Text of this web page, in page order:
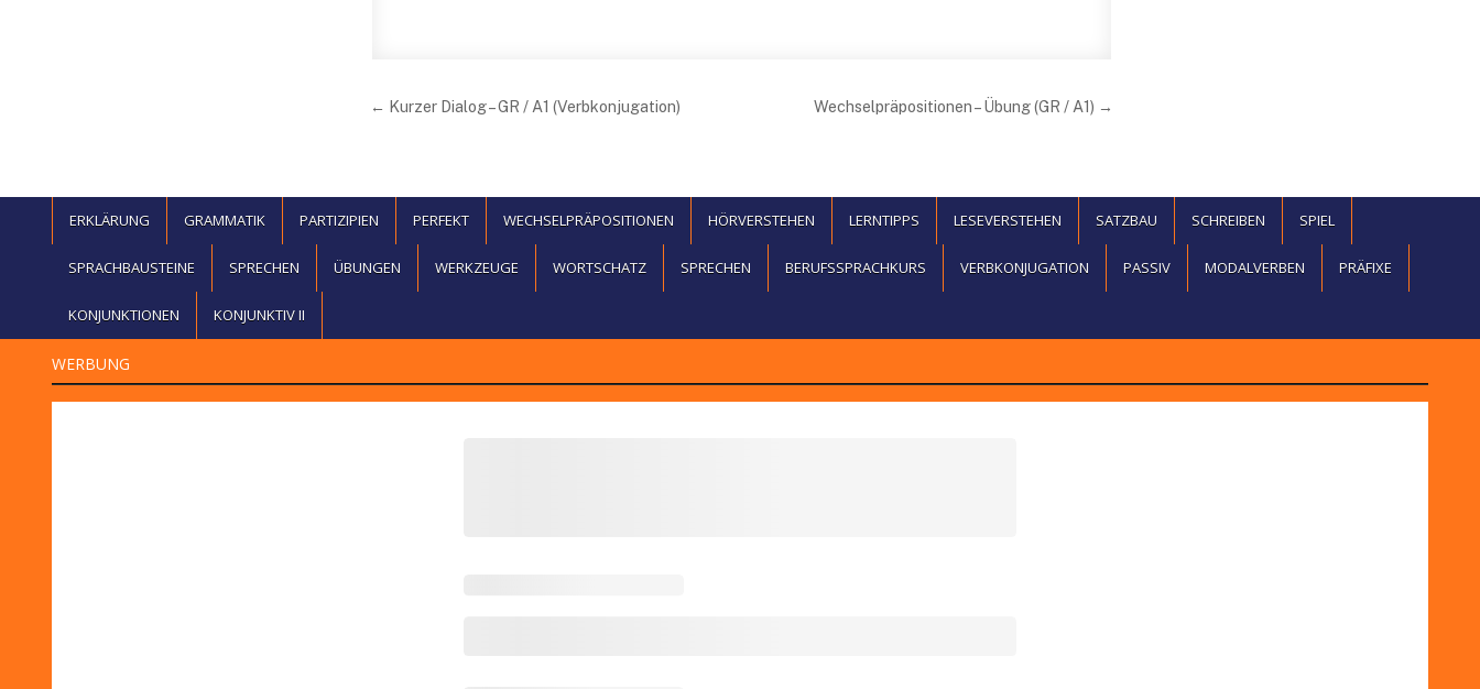
Beitragsnavigation Wechselpräpositionen – Übung (GR / A1) →
← Kurzer Dialog – GR / A1 (Verbkonjugation)
ERKLÄRUNG GRAMMATIK PARTIZIPIEN PERFEKT WECHSELPRÄPOSITIONEN HÖRVERSTEHEN LERNTIPPS LESEVERSTEHEN SATZBAU SCHREIBEN SPIEL
SPRACHBAUSTEINE SPRECHEN ÜBUNGEN WERKZEUGE WORTSCHATZ SPRECHEN BERUFSSPRACHKURS VERBKONJUGATION PASSIV MODALVERBEN PRÄFIXE
KONJUNKTIONEN KONJUNKTIV II
WERBUNG